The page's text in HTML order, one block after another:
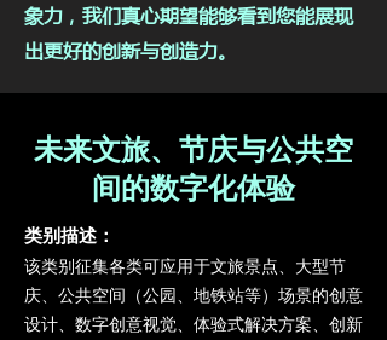
象力，我们真心期望能够看到您能展现
出更好的创新与创造力。
未来文旅、节庆与公共空
间的数字化体验
类别描述：
该类别征集各类可应用于文旅景点、大型节
庆、公共空间（公园、地铁站等）场景的创意
设计、数字创意视觉、体验式解决方案、创新